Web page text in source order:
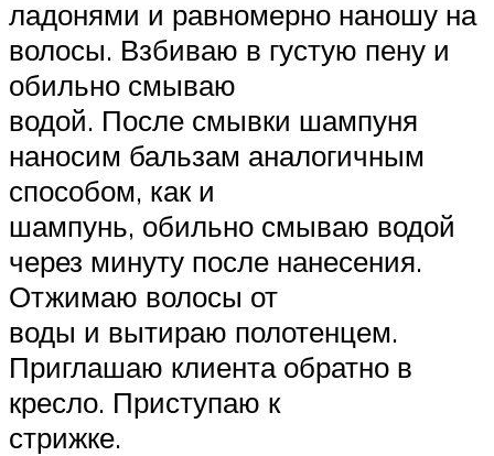
ладонями и равномерно наношу на
волосы. Взбиваю в густую пену и
обильно смываю
водой. После смывки шампуня
наносим бальзам аналогичным
способом, как и
шампунь, обильно смываю водой
через минуту после нанесения.
Отжимаю волосы от
воды и вытираю полотенцем.
Приглашаю клиента обратно в
кресло. Приступаю к
стрижке.